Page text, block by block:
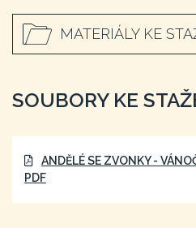
MATERIÁLY KE
SOUBORY KE
ANDĚLÉ SE ZVONKY -
PDF